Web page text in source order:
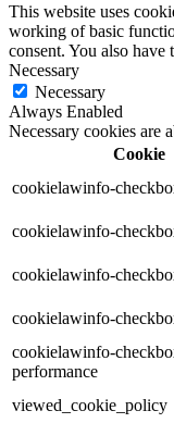
This website uses
working of basic
consent. You also
Necessary
Necessary
Always Enabled
Necessary cookies are
Cookie
cookielawinfo-
cookielawinfo-
cookielawinfo-
cookielawinfo-
cookielawinfo-
performance
viewed_cookie_policy